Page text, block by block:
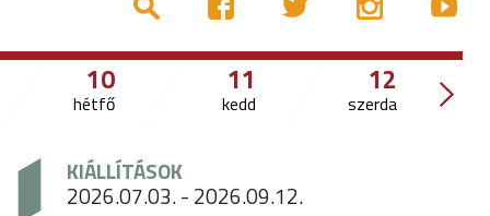
10
hétfő
11
kedd
12
szerda
KIÁLLÍTÁSOK
2026.07.03. - 2026.09.12.